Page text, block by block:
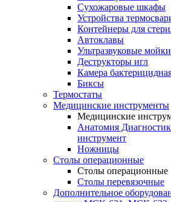
Сухожаровые шкафы
Устройства
Контейнеры для
Автоклавы
Ультразвуковые мойки
Деструкторы игл
Камера
Биксы
Термостаты
Медицинские инструменты
Медицинские
Анатомия
инструмент
Ножницы
Столы операционные
Столы операционные
Столы перевязочные
Дополнительное